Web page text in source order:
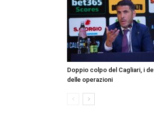
Doppio colpo del Cagliari, i
delle operazioni